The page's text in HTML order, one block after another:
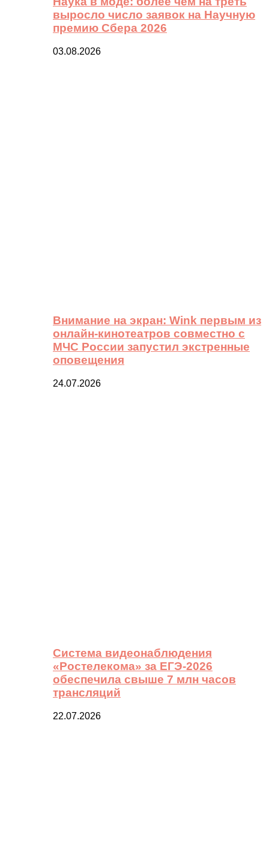
выросло число заявок на Научную
премию Сбера 2026
03.08.2026
Внимание на экран: Wink первым из
онлайн-кинотеатров совместно с
МЧС России запустил экстренные
оповещения
24.07.2026
Система видеонаблюдения
«Ростелекома» за ЕГЭ-2026
обеспечила свыше 7 млн часов
трансляций
22.07.2026